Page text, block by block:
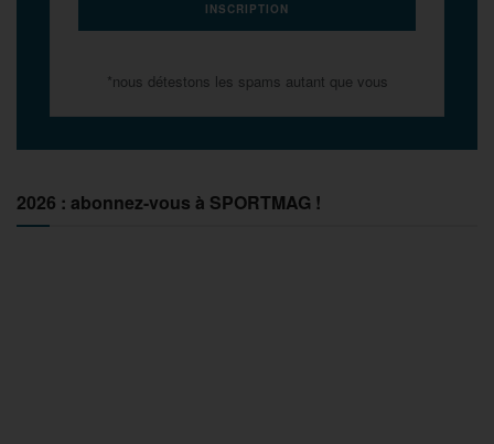
*nous détestons les spams autant que vous
2026 : abonnez-vous à SPORTMAG !